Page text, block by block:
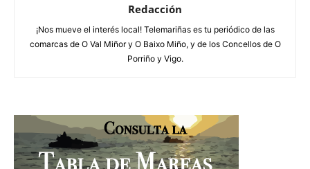
Redacción
¡Nos mueve el interés local! Telemariñas es tu periódico de las
comarcas de O Val Miñor y O Baixo Miño, y de los Concellos de O
Porriño y Vigo.